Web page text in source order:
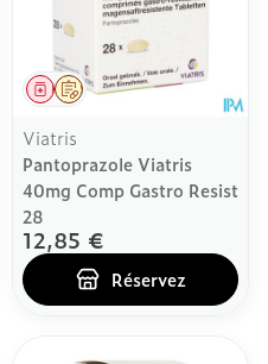
Sur prescription
Médicament
Viatris
Pantoprazole Viatris
40mg Comp Gastro Resist
28
12,85 €
Réservez